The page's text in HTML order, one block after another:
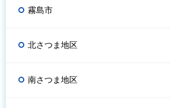
霧島市
北さつま地区
南さつま地区